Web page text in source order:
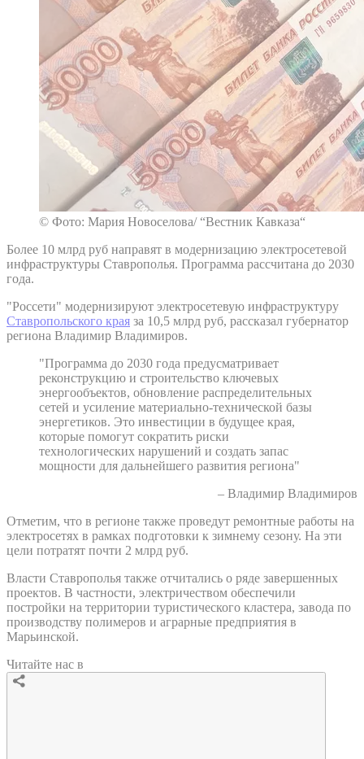
© Фото: Мария Новоселова/ “Вестник Кавказа“
Более 10 млрд руб направят в модернизацию электросетевой
инфраструктуры Ставрополья. Программа рассчитана до 2030
года.
"Россети" модернизируют электросетевую инфраструктуру
Ставропольского края за 10,5 млрд руб, рассказал губернатор
региона Владимир Владимиров.
"Программа до 2030 года предусматривает
реконструкцию и строительство ключевых
энергообъектов, обновление распределительных
сетей и усиление материально-технической базы
энергетиков. Это инвестиции в будущее края,
которые помогут сократить риски
технологических нарушений и создать запас
мощности для дальнейшего развития региона"
– Владимир Владимиров
Отметим, что в регионе также проведут ремонтные работы на
электросетях в рамках подготовки к зимнему сезону. На эти
цели потратят почти 2 млрд руб.
Власти Ставрополья также отчитались о ряде завершенных
проектов. В частности, электричеством обеспечили
постройки на территории туристического кластера, завода по
производству полимеров и аграрные предприятия в
Марьинской.
Читайте нас в